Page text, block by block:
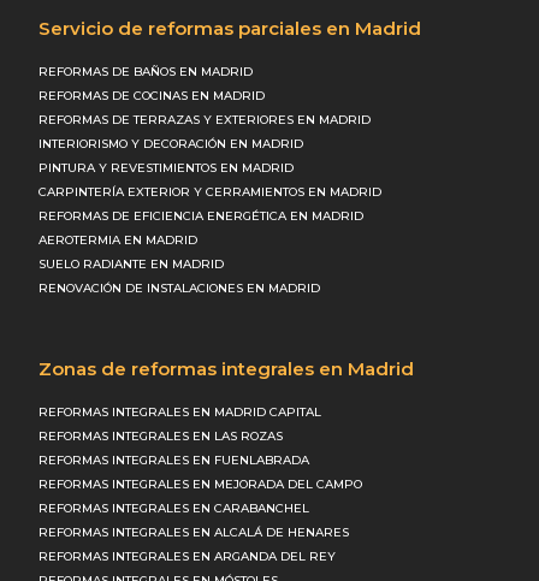
Servicio de reformas parciales en Madrid
REFORMAS DE BAÑOS EN MADRID
REFORMAS DE COCINAS EN MADRID
REFORMAS DE TERRAZAS Y EXTERIORES EN MADRID
INTERIORISMO Y DECORACIÓN EN MADRID
PINTURA Y REVESTIMIENTOS EN MADRID
CARPINTERÍA EXTERIOR Y CERRAMIENTOS EN MADRID
REFORMAS DE EFICIENCIA ENERGÉTICA EN MADRID
AEROTERMIA EN MADRID
SUELO RADIANTE EN MADRID
RENOVACIÓN DE INSTALACIONES EN MADRID
Zonas de reformas integrales en Madrid
REFORMAS INTEGRALES EN MADRID CAPITAL
REFORMAS INTEGRALES EN LAS ROZAS
REFORMAS INTEGRALES EN FUENLABRADA
REFORMAS INTEGRALES EN MEJORADA DEL CAMPO
REFORMAS INTEGRALES EN CARABANCHEL
REFORMAS INTEGRALES EN ALCALÁ DE HENARES
REFORMAS INTEGRALES EN ARGANDA DEL REY